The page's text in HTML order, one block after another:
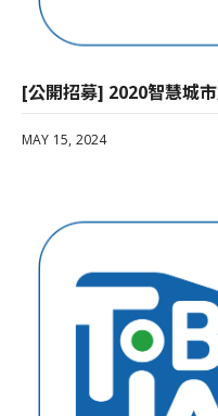
[公開招募] 2020智慧城
MAY 15, 2024